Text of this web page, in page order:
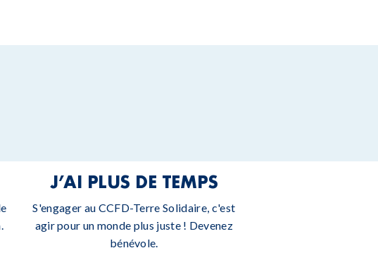
J’AI PLUS DE TEMPS
S'engager au CCFD-Terre Solidaire, c'est
agir pour un monde plus juste ! Devenez
bénévole.